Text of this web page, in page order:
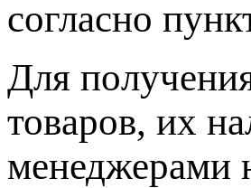
согласно
Для
товaров, их
менеджерами